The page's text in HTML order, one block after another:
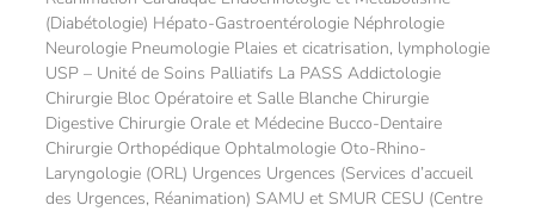
(Diabétologie) Hépato-Gastroentérologie Néphrologie
Neurologie Pneumologie Plaies et cicatrisation, lymphologie
USP – Unité de Soins Palliatifs La PASS Addictologie
Chirurgie Bloc Opératoire et Salle Blanche Chirurgie
Digestive Chirurgie Orale et Médecine Bucco-Dentaire
Chirurgie Orthopédique Ophtalmologie Oto-Rhino-
Laryngologie (ORL) Urgences Urgences (Services d’accueil
des Urgences, Réanimation) SAMU et SMUR CESU (Centre